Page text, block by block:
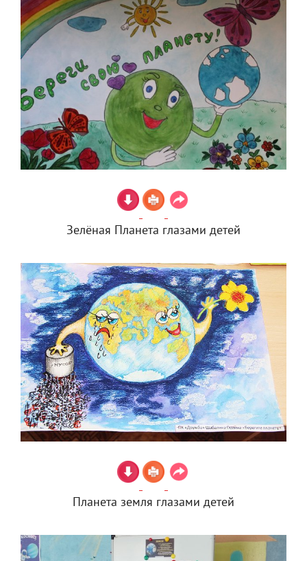
Зелёная Планета глазами детей
Планета земля глазами детей